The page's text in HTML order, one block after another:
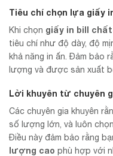
Tiêu chí chọn lựa giấy
Khi chọn giấy in bill
tiêu chí như độ dày, độ
khả năng in ấn. Đảm bảo
lượng và được sản xuất
Lời khuyên từ chuyên
Các chuyên gia khuyên
số lượng lớn, và luôn
Điều này đảm bảo rằng
lượng cao phù hợp với